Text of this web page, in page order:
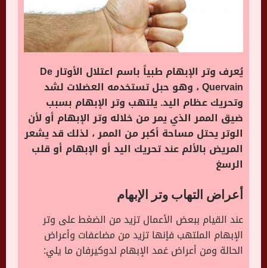
يُعرف وتر الإبهام طبياً باسم اعتلال الأوتار De
Quervain ، وهو حبل تستخدمه العضلات لشد
وتحريك عظام اليد. يلتهب وتر الإبهام بسبب
ضيق الممر الذي يمر من خلاله وتر الإبهام أو لأن
الوتر يحتل مساحة أكبر من الممر ، لذلك قد يشعر
المريض بالألم عند تحريك اليد أو الإبهام أو قلب
الرسغ
أعراض التهاب وتر الإبهام
عند القيام ببعض الأعمال تزيد من الضغط على وتر
الإبهام الملتهب فإنها تزيد من مضاعفات وأعراض
الحالة ومن أعراض غمد الإبهام لدوكيرفان ما يلي: